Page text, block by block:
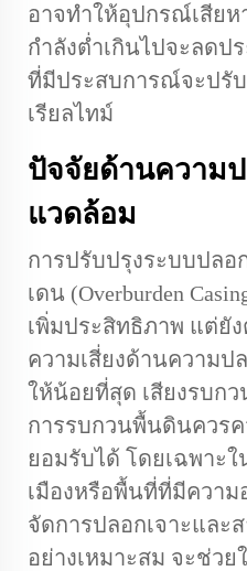
อาจทำให้อุปกรณ์เสีย
กำลังต่ำเกินไปจะลดป
ที่มีประสบการณ์จะปรั
เรียลไทม์
ปัจจัยด้านความ
แวดล้อม
การปรับปรุงระบบปลอ
เดน (Overburden
เพิ่มประสิทธิภาพ แต่ยั
ความเสี่ยงด้านความ
ให้น้อยที่สุด เสียงรบก
การรบกวนพื้นดินควร
ยอมรับได้ โดยเฉพาะ
เมืองหรือพื้นที่ที่มีความ
จัดการปลอกเจาะและ
อย่างเหมาะสม จะช่ว